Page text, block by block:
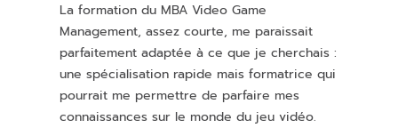
La formation du MBA Video Game
Management, assez courte, me paraissait
parfaitement adaptée à ce que je cherchais :
une spécialisation rapide mais formatrice qui
pourrait me permettre de parfaire mes
connaissances sur le monde du jeu vidéo.